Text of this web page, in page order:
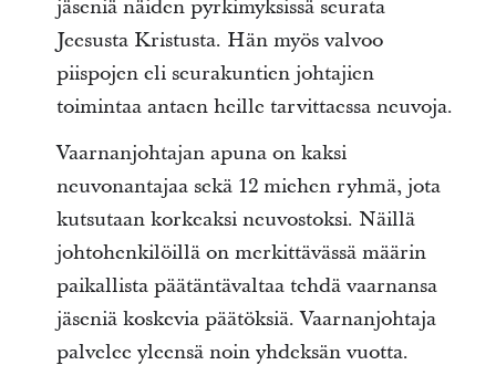
jäseniä näiden pyrkimyksissä seurata
Jeesusta Kristusta. Hän myös valvoo
piispojen eli seurakuntien johtajien
toimintaa antaen heille tarvittaessa neuvoja.
Vaarnanjohtajan apuna on kaksi
neuvonantajaa sekä 12 miehen ryhmä, jota
kutsutaan korkeaksi neuvostoksi. Näillä
johtohenkilöillä on merkittävässä määrin
paikallista päätäntävaltaa tehdä vaarnansa
jäseniä koskevia päätöksiä. Vaarnanjohtaja
palvelee yleensä noin yhdeksän vuotta.